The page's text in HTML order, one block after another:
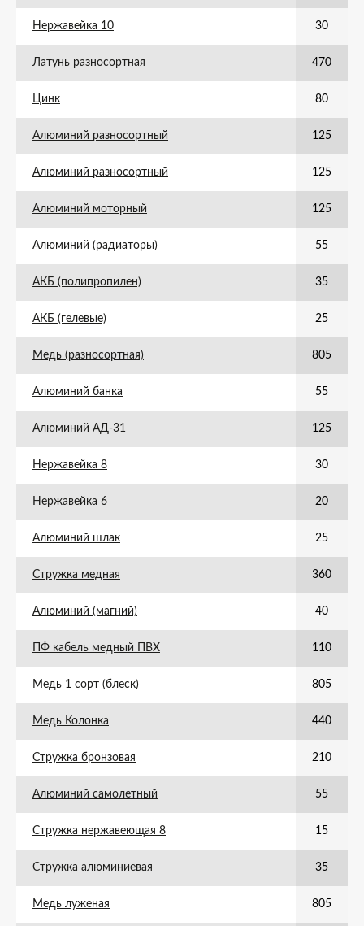
Нержавейка 10 30
Латунь разносортная 470
Цинк 80
Алюминий разносортный 125
Алюминий разносортный 125
Алюминий моторный 125
Алюминий (радиаторы) 55
АКБ (полипропилен) 35
АКБ (гелевые) 25
Медь (разносортная) 805
Алюминий банка 55
Алюминий АД-31 125
Нержавейка 8 30
Нержавейка 6 20
Алюминий шлак 25
Стружка медная 360
Алюминий (магний) 40
ПФ кабель медный ПВХ 110
Медь 1 сорт (блеск) 805
Медь Колонка 440
Стружка бронзовая 210
Алюминий самолетный 55
Стружка нержавеющая 8 15
Стружка алюминиевая 35
Медь луженая 805